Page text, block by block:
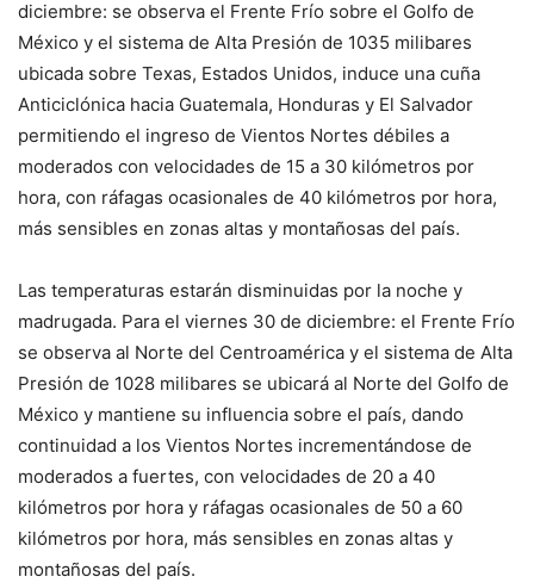
diciembre: se observa el Frente Frío sobre el Golfo de
México y el sistema de Alta Presión de 1035 milibares
ubicada sobre Texas, Estados Unidos, induce una cuña
Anticiclónica hacia Guatemala, Honduras y El Salvador
permitiendo el ingreso de Vientos Nortes débiles a
moderados con velocidades de 15 a 30 kilómetros por
hora, con ráfagas ocasionales de 40 kilómetros por hora,
más sensibles en zonas altas y montañosas del país.
Las temperaturas estarán disminuidas por la noche y
madrugada. Para el viernes 30 de diciembre: el Frente Frío
se observa al Norte del Centroamérica y el sistema de Alta
Presión de 1028 milibares se ubicará al Norte del Golfo de
México y mantiene su influencia sobre el país, dando
continuidad a los Vientos Nortes incrementándose de
moderados a fuertes, con velocidades de 20 a 40
kilómetros por hora y ráfagas ocasionales de 50 a 60
kilómetros por hora, más sensibles en zonas altas y
montañosas del país.